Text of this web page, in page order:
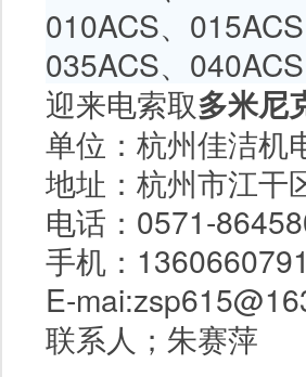
010ACS、 015ACS
035ACS、 040ACS
迎来电索取多米尼
单位：杭州佳洁机
地址：杭州市江干
电话： 0571-
手机：
E-
联系人；朱赛萍